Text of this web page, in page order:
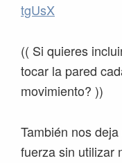
tgUsX
(( Si quieres
tocar la pared
movimiento? ))
También nos
fuerza sin utilizar